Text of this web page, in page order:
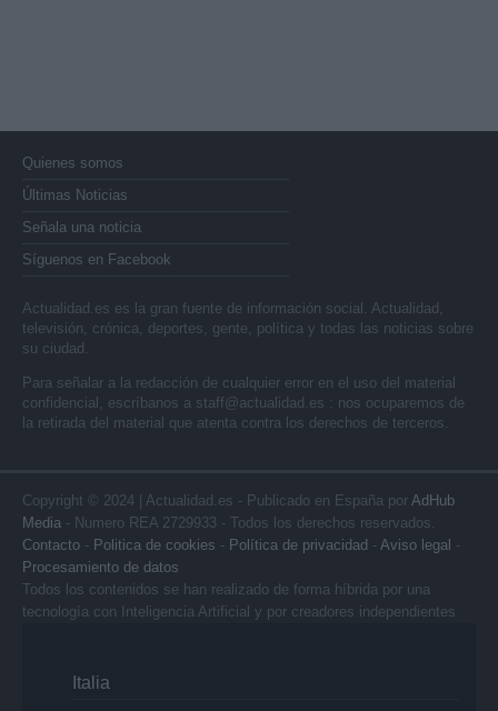
Quienes somos
Últimas Noticias
Señala una noticia
Síguenos en Facebook
Actualidad.es es la gran fuente de información social. Actualidad,
televisión, crónica, deportes, gente, política y todas las noticias sobre
su ciudad.
Para señalar a la redacción de cualquier error en el uso del material
confidencial, escríbanos a staff@actualidad.es : nos ocuparemos de
la retirada del material que atenta contra los derechos de terceros.
Copyright © 2024 | Actualidad.es - Publicado en España por AdHub
Media - Numero REA 2729933 - Todos los derechos reservados.
Contacto - Politica de cookies - Política de privacidad - Aviso legal -
Procesamiento de datos
Todos los contenidos se han realizado de forma híbrida por una
tecnología con Inteligencia Artificial y por creadores independientes
Italia